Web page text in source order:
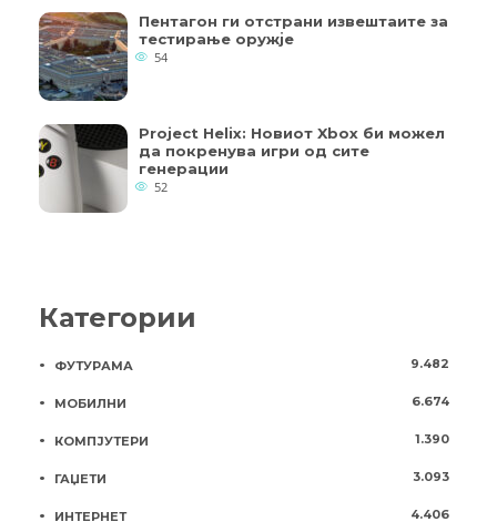
Пентагон ги отстрани извештаите за
тестирање оружје
54
Project Helix: Новиот Xbox би можел
да покренува игри од сите
генерации
52
Категории
ФУТУРАМА 9.482
МОБИЛНИ 6.674
КОМПЈУТЕРИ 1.390
ГАЏЕТИ 3.093
ИНТЕРНЕТ 4.406